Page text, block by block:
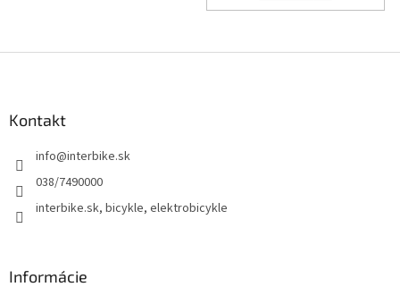
Kontakt
info@interbike.sk
038/7490000
interbike.sk, bicykle, elektrobicykle
Informácie